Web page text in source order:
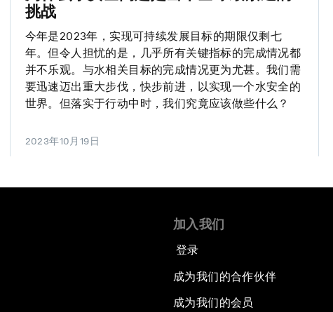
挑战
今年是2023年，实现可持续发展目标的期限仅剩七
年。但令人担忧的是，几乎所有关键指标的完成情况都
并不乐观。与水相关目标的完成情况更为尤甚。我们需
要迅速迈出重大步伐，快步前进，以实现一个水安全的
世界。但落实于行动中时，我们究竟应该做些什么？
2023年10月19日
加入我们
登录
成为我们的合作伙伴
成为我们的会员